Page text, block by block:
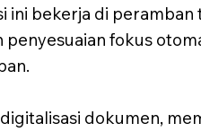
bekerja di peramban
fokus
dokumen,